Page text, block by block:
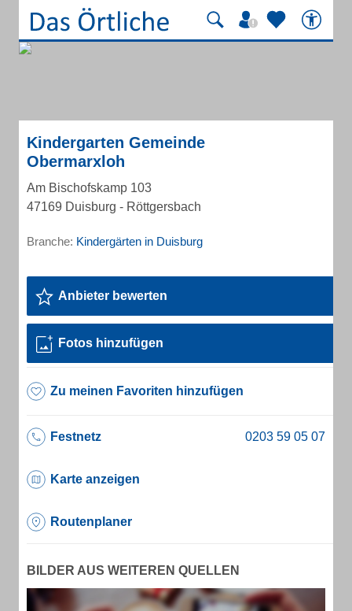
Kindergarten Gemeinde
Obermarxloh
Am Bischofskamp 103
47169 Duisburg - Röttgersbach
Branche: Kindergärten in Duisburg
Anbieter bewerten
Fotos hinzufügen
Zu meinen Favoriten hinzufügen
Festnetz
Karte anzeigen
Routenplaner
BILDER AUS WEITEREN QUELLEN